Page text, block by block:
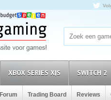
XBOX SERIES X|S SWITCH 2
Forum Trading Board Reviews